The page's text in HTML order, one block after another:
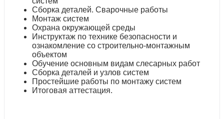
Сборка деталей. Сварочные работы
Монтаж систем
Охрана окружающей среды
Инструктаж по технике безопасности и
ознакомление со строительно-монтажным
объектом
Обучение основным видам слесарных работ
Сборка деталей и узлов систем
Простейшие работы по монтажу систем
Итоговая аттестация.